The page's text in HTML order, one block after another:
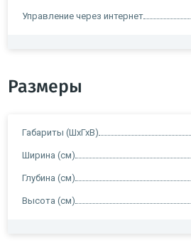
Управление через интернет
Размеры
Габариты (ШхГхВ)
Ширина (см)
Глубина (см)
Высота (см)